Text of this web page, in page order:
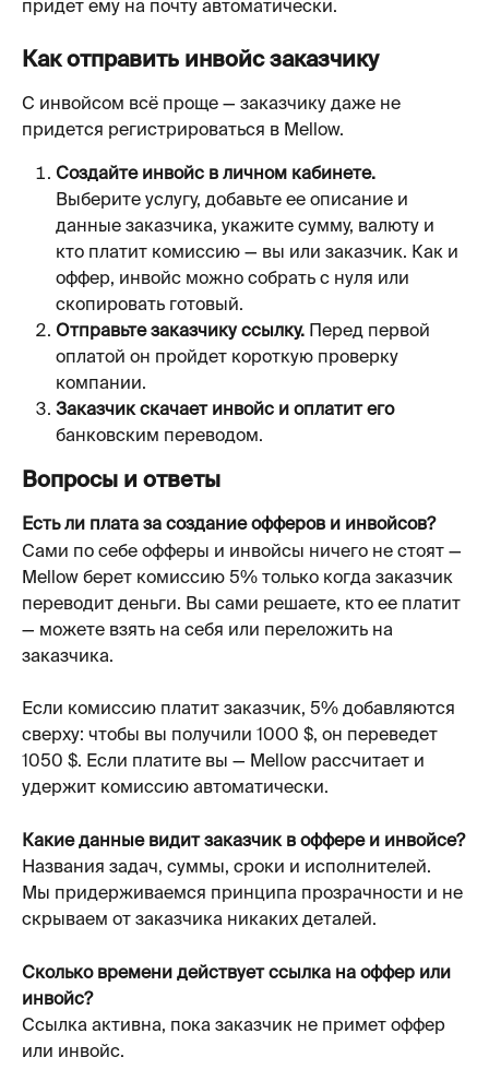
придет ему на почту автоматически.
Как отправить инвойс заказчику
С инвойсом всё проще — заказчику даже не
придется регистрироваться в Mellow.
Создайте инвойс в личном кабинете.
Выберите услугу, добавьте ее описание и
данные заказчика, укажите сумму, валюту и
кто платит комиссию — вы или заказчик. Как и
оффер, инвойс можно собрать с нуля или
скопировать готовый.
Отправьте заказчику ссылку. Перед первой
оплатой он пройдет короткую проверку
компании.
Заказчик скачает инвойс и оплатит его
банковским переводом.
Вопросы и ответы
Есть ли плата за создание офферов и инвойсов?
Сами по себе офферы и инвойсы ничего не стоят —
Mellow берет комиссию 5% только когда заказчик
переводит деньги. Вы сами решаете, кто ее платит
— можете взять на себя или переложить на
заказчика.
Если комиссию платит заказчик, 5% добавляются
сверху: чтобы вы получили 1000 $, он переведет
1050 $. Если платите вы — Mellow рассчитает и
удержит комиссию автоматически.
Какие данные видит заказчик в оффере и инвойсе?
Названия задач, суммы, сроки и исполнителей.
Мы придерживаемся принципа прозрачности и не
скрываем от заказчика никаких деталей.
Сколько времени действует ссылка на оффер или
инвойс?
Ссылка активна, пока заказчик не примет оффер
или инвойс.